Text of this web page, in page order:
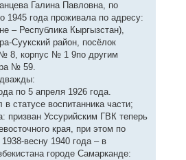
Галина Павловна, по
1945 года проживала по адресу:
– Республика Кыргызстан),
Суукский район, посёлок
8, корпус № 1 9по другим
№ 59.
по 5 апреля 1926 года.
статусе воспитанника части;
призван Уссурийским ГВК теперь
края, при этом по
весну 1940 года – в
городе Самарканде: